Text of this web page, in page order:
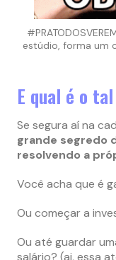
estúdio, forma um
E qual é o
Se segura aí na
grande segredo
resolvendo a
Você acha que é
Ou começar a
Ou até guardar
salário? (ai, essa